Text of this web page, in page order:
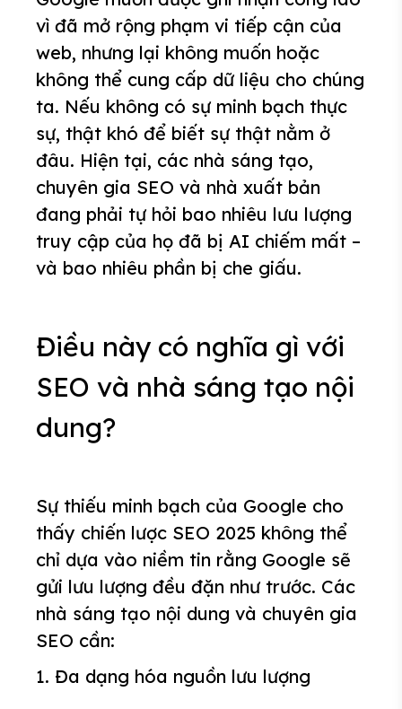
vì đã mở rộng phạm vi tiếp cận của
web, nhưng lại không muốn hoặc
không thể cung cấp dữ liệu cho chúng
ta. Nếu không có sự minh bạch thực
sự, thật khó để biết sự thật nằm ở
đâu. Hiện tại, các nhà sáng tạo,
chuyên gia SEO và nhà xuất bản
đang phải tự hỏi bao nhiêu lưu lượng
truy cập của họ đã bị AI chiếm mất –
và bao nhiêu phần bị che giấu.
Điều này có nghĩa gì với
SEO và nhà sáng tạo nội
dung?
Sự thiếu minh bạch của Google cho
thấy chiến lược SEO 2025 không thể
chỉ dựa vào niềm tin rằng Google sẽ
gửi lưu lượng đều đặn như trước. Các
nhà sáng tạo nội dung và chuyên gia
SEO cần:
1. Đa dạng hóa nguồn lưu lượng